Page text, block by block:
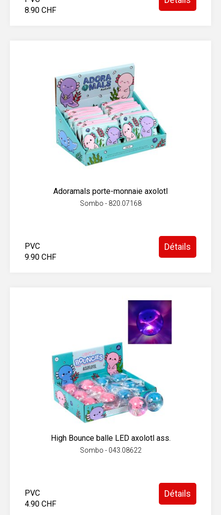
8.90 CHF
Adoramals porte-monnaie axolotl
Sombo - 820.07168
PVC
9.90 CHF
Détails
High Bounce balle LED axolotl ass.
Sombo - 043.08622
PVC
4.90 CHF
Détails